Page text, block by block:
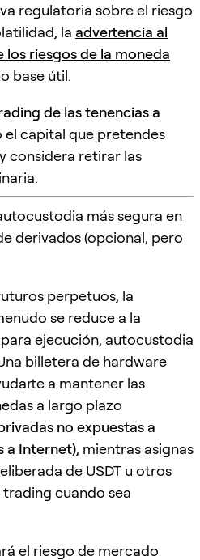
regulatoria sobre el riesgo
la advertencia al
los riesgos de la moneda
base útil.
de las tenencias a
el capital que pretendes
considera retirar las
más segura en
derivados (opcional, pero
perpetuos, la
se reduce a la
ejecución, autocustodia
billetera de hardware
a mantener las
a largo plazo
no expuestas a
a Internet), mientras asignas
de USDT u otros
cuando sea
el riesgo de mercado